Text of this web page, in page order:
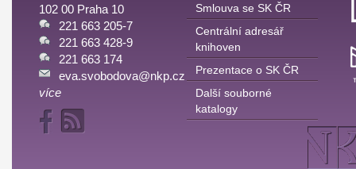
102 00 Praha 10
221 663 205-7
221 663 428-9
221 663 174
eva.svobodova@nkp.cz
více
Smlouva se SK ČR
Centrální adresář
knihoven
Prezentace o SK ČR
Další souborné
katalogy